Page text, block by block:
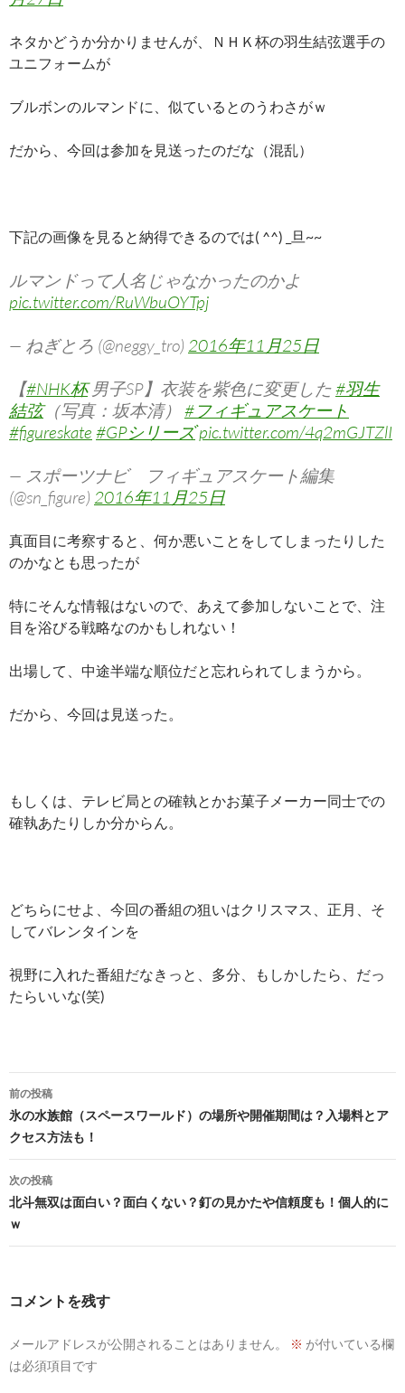
ネタかどうか分かりませんが、ＮＨＫ杯の羽生結弦選手の
ユニフォームが
ブルボンのルマンドに、似ているとのうわさがｗ
だから、今回は参加を見送ったのだな（混乱）
下記の画像を見ると納得できるのでは( ^^) _旦~~
ルマンドって人名じゃなかったのかよ
pic.twitter.com/RuWbuOYTpj
— ねぎとろ (@neggy_tro) 2016年11月25日
【#NHK杯男子SP】衣装を紫色に変更した#羽生
結弦（写真：坂本清） #フィギュアスケート
#figureskate #GPシリーズ pic.twitter.com/4q2mGJTZlI
— スポーツナビ フィギュアスケート編集
(@sn_figure) 2016年11月25日
真面目に考察すると、何か悪いことをしてしまったりした
のかなとも思ったが
特にそんな情報はないので、あえて参加しないことで、注
目を浴びる戦略なのかもしれない！
出場して、中途半端な順位だと忘れられてしまうから。
だから、今回は見送った。
もしくは、テレビ局との確執とかお菓子メーカー同士での
確執あたりしか分からん。
どちらにせよ、今回の番組の狙いはクリスマス、正月、そ
してバレンタインを
視野に入れた番組だなきっと、多分、もしかしたら、だっ
たらいいな(笑)
投
稿
ナ
ビ
ゲ
ー
ョ
ン
前の投稿
氷の水族館（スペースワールド）の場所や開催期間は？入場料とア
クセス方法も！
次の投稿
北斗無双は面白い？面白くない？釘の見かたや信頼度も！個人的に
ｗ
コメントを残す
メールアドレスが公開されることはありません。 ※ が付いている欄
は必須項目です